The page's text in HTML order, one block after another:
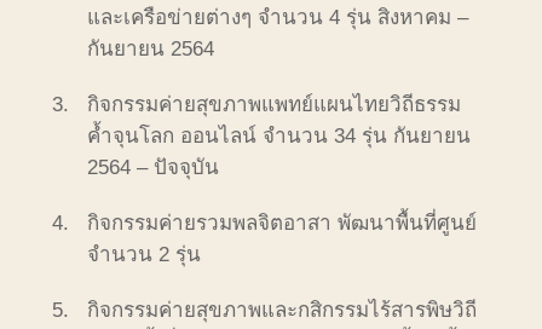
และเครือข่ายต่างๆ จำนวน 4 รุ่น สิงหาคม –
กันยายน 2564
กิจกรรมค่ายสุขภาพแพทย์แผนไทยวิถีธรรม
ค้ำจุนโลก ออนไลน์ จำนวน 34 รุ่น กันยายน
2564 – ปัจจุบัน
กิจกรรมค่ายรวมพลจิตอาสา พัฒนาพื้นที่ศูนย์
จำนวน 2 รุ่น
กิจกรรมค่ายสุขภาพและกสิกรรมไร้สารพิษวิถี